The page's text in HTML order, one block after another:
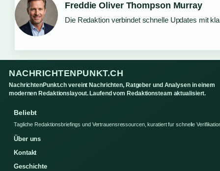
Freddie Oliver Thompson Murray
Die Redaktion verbindet schnelle Updates mit
NACHRICHTENPUNKT.CH
NachrichtenPunkt.ch vereint Nachrichten, Ratgeber und Analysen in einem
modernen Redaktionslayout. Laufend vom Redaktionsteam aktualisiert.
Beliebt
Tagliche Redaktionsbriefings und Vertrauensressourcen, kuratiert fur schnelle
Über uns
Kontakt
Geschichte